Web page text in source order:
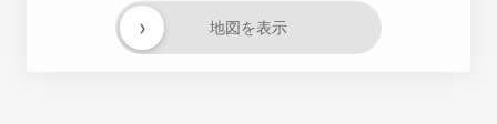
地図を表示
›